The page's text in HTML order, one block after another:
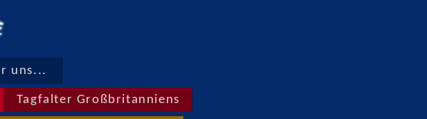
uns...
Tagfalter Großbritanniens